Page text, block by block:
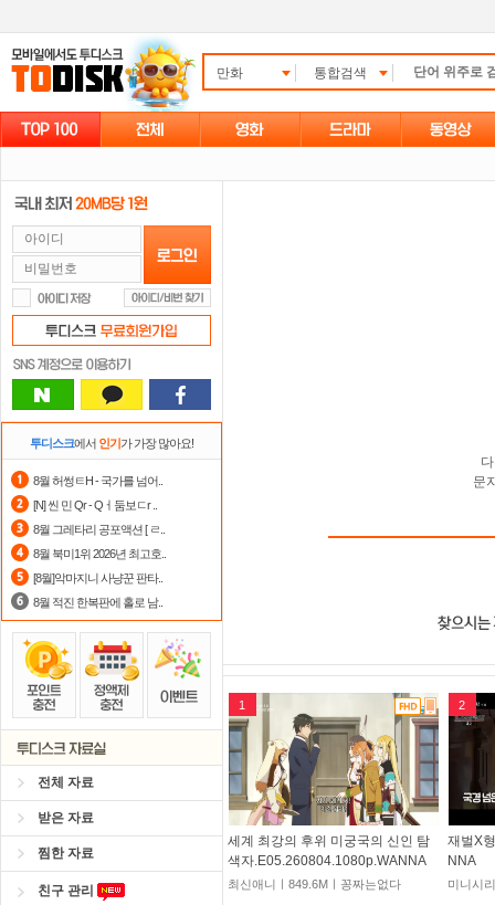
만화 통합검색
투디스크에서 인기가 가장 많아요!
8월 허썽ㅌH - 국가를 넘어..
[N] 씬 민 Qr - Qㅓ둠보ㄷr ..
8월 그레타리 공포액션 [ ㄹ..
8월 북미1위 2026년 최고호..
[8월]악마지니 사냥꾼 판타..
8월 적진 한복판에 홀로 남..
전체 자료
받은 자료
찜한 자료
친구 관리
문
1
세계 최강의 후위 미궁국의 신인 탐
색자.E05.260804.1080p.WANNA
최신애니ㅣ849.6Mㅣ꽁짜는없다
2
재벌X
NNA
미니시